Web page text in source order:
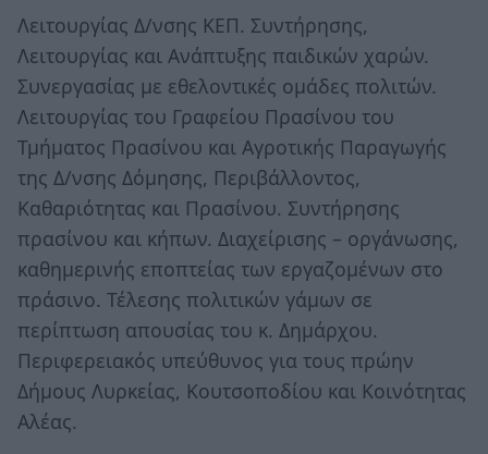
Λειτουργίας Δ/νσης ΚΕΠ. Συντήρησης,
Λειτουργίας και Ανάπτυξης παιδικών χαρών.
Συνεργασίας με εθελοντικές ομάδες πολιτών.
Λειτουργίας του Γραφείου Πρασίνου του
Τμήματος Πρασίνου και Αγροτικής Παραγωγής
της Δ/νσης Δόμησης, Περιβάλλοντος,
Καθαριότητας και Πρασίνου. Συντήρησης
πρασίνου και κήπων. Διαχείρισης – οργάνωσης,
καθημερινής εποπτείας των εργαζομένων στο
πράσινο. Τέλεσης πολιτικών γάμων σε
περίπτωση απουσίας του κ. Δημάρχου.
Περιφερειακός υπεύθυνος για τους πρώην
Δήμους Λυρκείας, Κουτσοποδίου και Κοινότητας
Αλέας.